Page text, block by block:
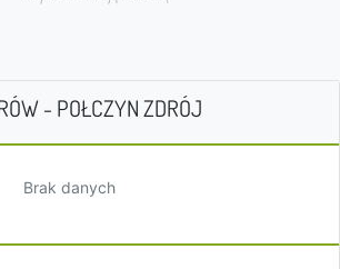
- POŁCZYN ZDRÓJ
Brak danych